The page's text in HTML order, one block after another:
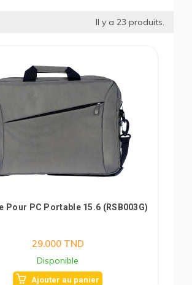
Il y a 23 produits.
Pour PC Portable 15.6 (RSB003G)
29.000TND
Disponible
Ajouter au panier